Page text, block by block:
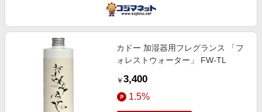
カドー 加湿器用フレグランス 「フ
ォレストウォーター」 FW-TL
￥ 3,400
1.5%